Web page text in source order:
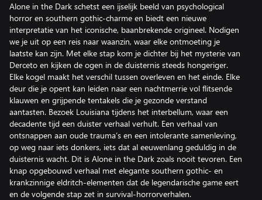
Alone in the Dark schetst een ijselijk beeld van psychological
horror en southern gothic-charme en biedt een nieuwe
interpretatie van het iconische, baanbrekende origineel. Nodigen
we je uit op een reis naar waanzin, waar elke ontmoeting je
laatste kan zijn. Met elke stap kom je dichter bij het mysterie van
Derceto en kijken de ogen in de duisternis steeds hongeriger.
Elke kogel maakt het verschil tussen overleven en het einde. Elke
deur die je opent kan leiden naar een nachtmerrie vol flitsende
klauwen en grijpende tentakels die je gezonde verstand
aantasten. Bezoek Louisiana tijdens het interbellum, waar een
decadente tijd een duister verhaal verhult. Een verhaal van
ontsnappen aan oude trauma’s en een intolerante samenleving,
op weg naar iets donkers, iets dat al eeuwenlang geduldig in de
duisternis wacht. Dit is Alone in the Dark zoals nooit tevoren. Een
knap opgebouwd verhaal met elegante southern gothic- en
krankzinnige eldritch-elementen dat de legendarische game eert
en de volgende stap zet in survival-horrorverhalen.